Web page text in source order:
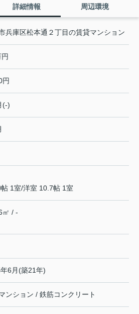
詳細情報 周辺環境
兵庫区松本通２丁目の賃貸マンション
円
(-)
1室/洋室 10.7帖 1室
㎡ / -
6月(築21年)
ンション / 鉄筋コンクリート